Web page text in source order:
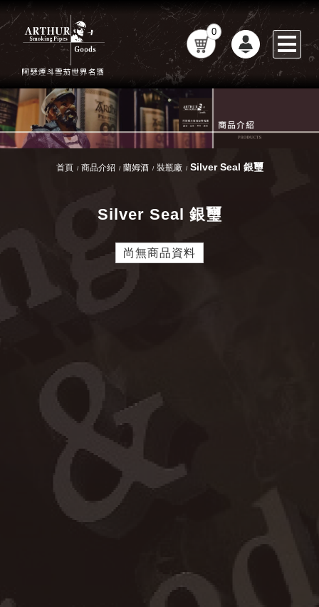
0
首頁 商品介紹 蘭姆酒 裝瓶廠 Silver Seal 銀璽
Silver Seal 銀璽
尚無商品資料